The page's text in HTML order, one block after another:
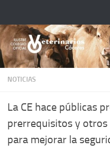
NOTICIAS
La CE hace públicas
prerrequisitos y otros
para mejorar la